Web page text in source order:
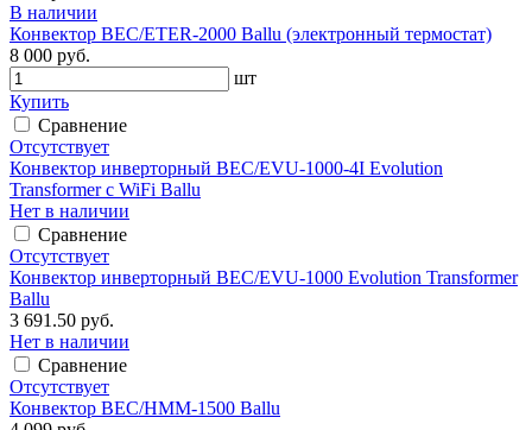
В наличии
Конвектор BEC/ETER-2000 Ballu (электронный термостат)
8 000 руб.
шт
Купить
Сравнение
Отсутствует
Конвектор инверторный BEC/EVU-1000-4I Evolution
Transformer с WiFi Ballu
Нет в наличии
Сравнение
Отсутствует
Конвектор инверторный BEC/EVU-1000 Evolution Transformer
Ballu
3 691.50 руб.
Нет в наличии
Сравнение
Отсутствует
Конвектор BEC/HMM-1500 Ballu